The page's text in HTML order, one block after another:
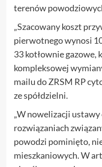
terenów
„Szacowany koszt
pierwotnego wynosi
33 kotłownie gazowe,
kompleksowej
mailu do ZRSM RP
ze spółdzielni.
„W nowelizacji ustawy
rozwiązaniach
powodzi pominięto,
mieszkaniowych. W